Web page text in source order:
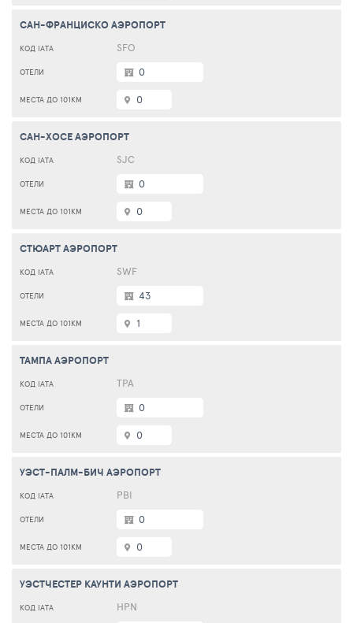
САН-ФРАНЦИСКО АЭРОПОРТ
SFO
0
0
САН-ХОСЕ АЭРОПОРТ
SJC
0
0
СТЮАРТ АЭРОПОРТ
SWF
43
1
ТАМПА АЭРОПОРТ
TPA
0
0
УЭСТ-ПАЛМ-БИЧ АЭРОПОРТ
PBI
0
0
УЭСТЧЕСТЕР КАУНТИ АЭРОПОРТ
HPN